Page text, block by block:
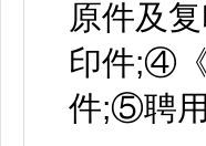
原件及
印件;④
件;⑤聘